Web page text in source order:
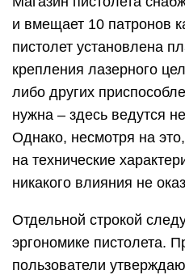
и вмещает 10 патронов
пистолет установлена
крепления лазерного
либо других
нужна – здесь ведутся
Однако, несмотря на
на технические
никакого влияния не
Отдельной строкой
эргономике пистолета.
пользователи